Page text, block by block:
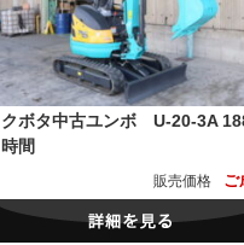
クボタ中古ユンボ U-20-3A
時間
販売価格 ご